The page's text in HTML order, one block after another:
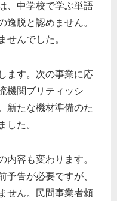
、中学校で学ぶ単語
逸脱と認めません。
せんでした。
ます。次の事業に応
機関ブリティッシ
新たな機材準備のた
した。
容も変わります。
予告が必要ですが、
せん。民間事業者頼